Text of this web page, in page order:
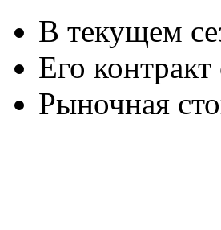
В текущем
Его
Рыночная